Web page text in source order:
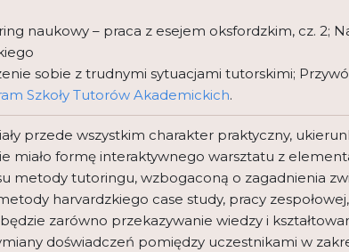
naukowy – praca z esejem oksfordzkim, cz. 2;
sobie z trudnymi sytuacjami tutorskimi;
Szkoły Tutorów Akademickich.
przede wszystkim charakter praktyczny,
miało formę interaktywnego warsztatu z
metody tutoringu, wzbogaconą o zagadnienia
harvardzkiego case study, pracy
zarówno przekazywanie wiedzy i
doświadczeń pomiędzy uczestnikami w